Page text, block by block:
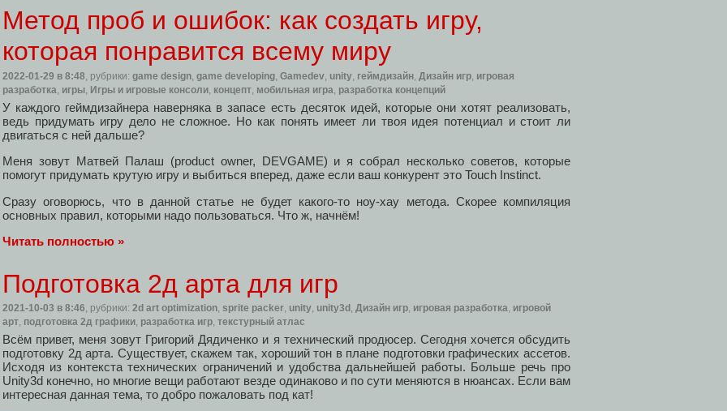
Метод проб и ошибок: как создать игру,
которая понравится всему миру
2022-01-29 в 8:48 , рубрики: game design game developing Gamedev unity геймдизайн Дизайн игр игровая
разработка игры Игры и игровые консоли концепт мобильная игра разработка концепций
У каждого геймдизайнера наверняка в запасе есть десяток идей, которые они хотят реализовать,
ведь придумать игру дело не сложное. Но как понять имеет ли твоя идея потенциал и стоит ли
двигаться с ней дальше?
Меня зовут Матвей Палаш (product owner, DEVGAME) и я собрал несколько советов, которые
помогут придумать крутую игру и выбиться вперед, даже если ваш конкурент это Touch Instinct.
Сразу оговорюсь, что в данной статье не будет какого-то ноу-хау метода. Скорее компиляция
основных правил, которыми надо пользоваться. Что ж, начнём!
Читать полностью »
Подготовка 2д арта для игр
2021-10-03 в 8:46, рубрики: 2d art optimization, sprite packer, unity, unity3d, Дизайн игр, игровая разработка, игровой
арт, подготовка 2д графики, разработка игр, текстурный атлас
Всём привет, меня зовут Григорий Дядиченко и я технический продюсер. Сегодня хочется обсудить
подготовку 2д арта. Существует, скажем так, хороший тон в плане подготовки графических ассетов.
Исходя из контекста технических ограничений и удобства дальнейшей работы. Больше речь про
Unity3d конечно, но многие вещи работают везде одинаково и по сути меняются в нюансах. Если вам
интересная данная тема, то добро пожаловать под кат!